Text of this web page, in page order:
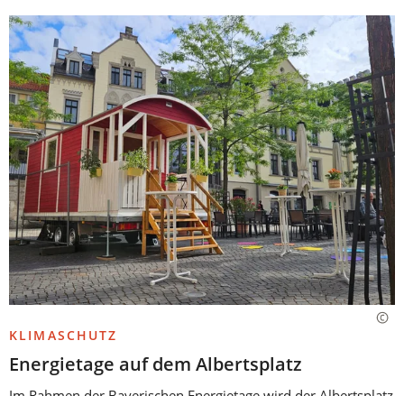
KLIMASCHUTZ
Energietage auf dem Albertsplatz